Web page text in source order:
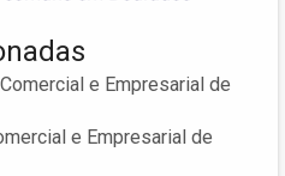
e Empresarial de
e Empresarial de